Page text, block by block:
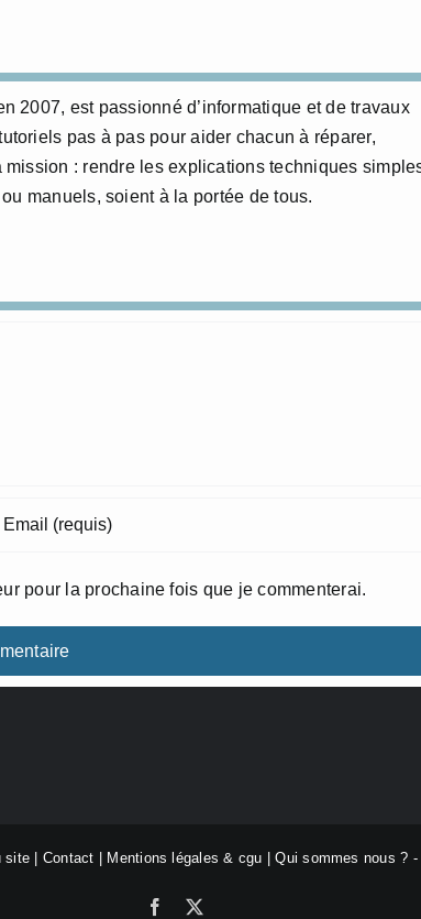
2007, est passionné d’informatique et de travaux
pas à pas pour aider chacun à réparer,
: rendre les explications techniques
manuels, soient à la portée de tous.
pour la prochaine fois que je commenterai.
site Contact Mentions légales & cgu |Qui sommes nous ?
Facebook